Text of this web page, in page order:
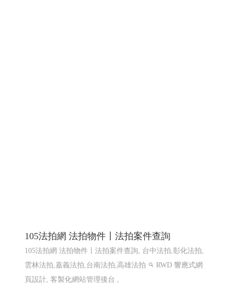
105法拍網 法拍物件〡法拍案件查詢
105法拍網 法拍物件〡法拍案件查詢, 台中法拍,彰化法拍,
雲林法拍,嘉義法拍,台南法拍,高雄法拍
RWD 響應式網
頁設計, 客製化網站管理後台 ,